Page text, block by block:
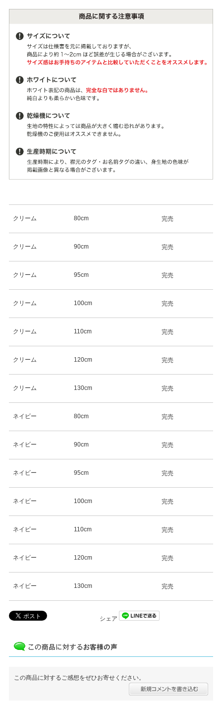
クリーム 80cm 完売
クリーム 90cm 完売
クリーム 95cm 完売
クリーム 100cm 完売
クリーム 110cm 完売
クリーム 120cm 完売
クリーム 130cm 完売
ネイビー 80cm 完売
ネイビー 90cm 完売
ネイビー 95cm 完売
ネイビー 100cm 完売
ネイビー 110cm 完売
ネイビー 120cm 完売
ネイビー 130cm 完売
シェア
この商品に対するご感想をぜひお寄せください。